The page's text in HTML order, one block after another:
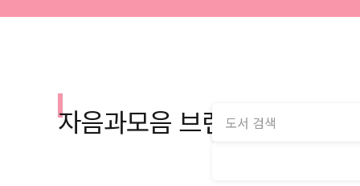
자음과모음 브랜드